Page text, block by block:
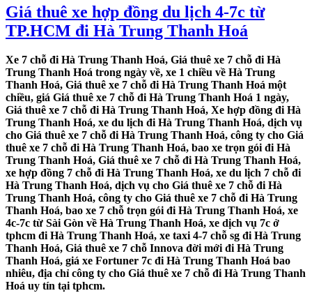
Giá thuê xe hợp đồng du lịch 4-7c từ
TP.HCM đi Hà Trung Thanh Hoá
Xe 7 chỗ đi Hà Trung Thanh Hoá, Giá thuê xe 7 chỗ đi Hà
Trung Thanh Hoá trong ngày về, xe 1 chiều về Hà Trung
Thanh Hoá, Giá thuê xe 7 chỗ đi Hà Trung Thanh Hoá một
chiều, giá Giá thuê xe 7 chỗ đi Hà Trung Thanh Hoá 1 ngày,
Giá thuê xe 7 chỗ đi Hà Trung Thanh Hoá, Xe hợp đồng đi Hà
Trung Thanh Hoá, xe du lịch đi Hà Trung Thanh Hoá, dịch vụ
cho Giá thuê xe 7 chỗ đi Hà Trung Thanh Hoá, công ty cho Giá
thuê xe 7 chỗ đi Hà Trung Thanh Hoá, bao xe trọn gói đi Hà
Trung Thanh Hoá, Giá thuê xe 7 chỗ đi Hà Trung Thanh Hoá,
xe hợp đồng 7 chỗ đi Hà Trung Thanh Hoá, xe du lịch 7 chỗ đi
Hà Trung Thanh Hoá, dịch vụ cho Giá thuê xe 7 chỗ đi Hà
Trung Thanh Hoá, công ty cho Giá thuê xe 7 chỗ đi Hà Trung
Thanh Hoá, bao xe 7 chỗ trọn gói đi Hà Trung Thanh Hoá, xe
4c-7c từ Sài Gòn về Hà Trung Thanh Hoá, xe dịch vụ 7c ở
tphcm đi Hà Trung Thanh Hoá, xe taxi 4-7 chỗ sg đi Hà Trung
Thanh Hoá, Giá thuê xe 7 chỗ Innova đời mới đi Hà Trung
Thanh Hoá, giá xe Fortuner 7c đi Hà Trung Thanh Hoá bao
nhiêu, địa chỉ công ty cho Giá thuê xe 7 chỗ đi Hà Trung Thanh
Hoá uy tín tại tphcm.